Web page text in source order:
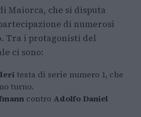
Maiorca, che si disputa
di numerosi
Tra i protagonisti del
ci sono:
testa di serie numero 1, che
turno.
contro Adolfo Daniel